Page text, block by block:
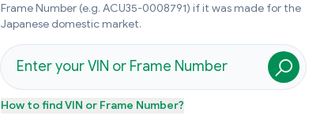
Frame Number (e.g. ACU35-0008791) if it was made for the
Japanese domestic market.
How to findVIN or Frame Number?